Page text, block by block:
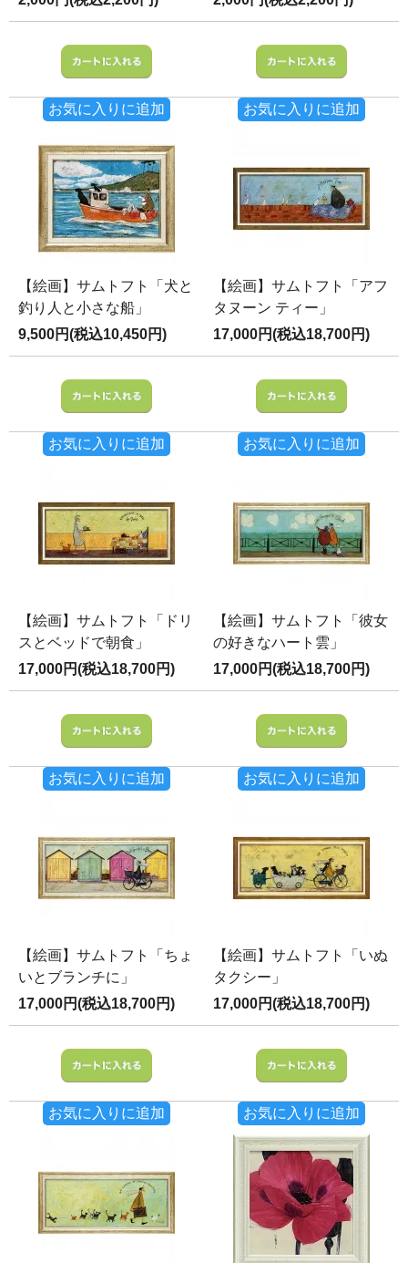
お気に入りに追加 お気に入りに追加
【絵画】サムトフト「犬と
釣り人と小さな船」
9,500円(税込10,450円)
お気に入りに追加
【絵画】サムトフト「アフ
タヌーン ティー」
17,000円(税込18,700円)
お気に入りに追加
【絵画】サムトフト「ドリ
スとベッドで朝食」
17,000円(税込18,700円)
お気に入りに追加
【絵画】サムトフト「彼女
の好きなハート雲」
17,000円(税込18,700円)
お気に入りに追加
【絵画】サムトフト「ちょ
いとブランチに」
17,000円(税込18,700円)
お気に入りに追加
【絵画】サムトフト「いぬ
タクシー」
17,000円(税込18,700円)
お気に入りに追加